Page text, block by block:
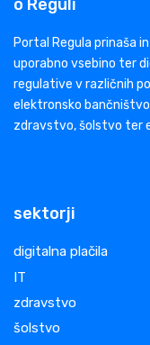
o Reguli
Portal Regula prinaša
uporabno vsebino ter
regulative v različnih
elektronsko
zdravstvo, šolstvo ter
sektorji
digitalna plačila
IT
zdravstvo
šolstvo